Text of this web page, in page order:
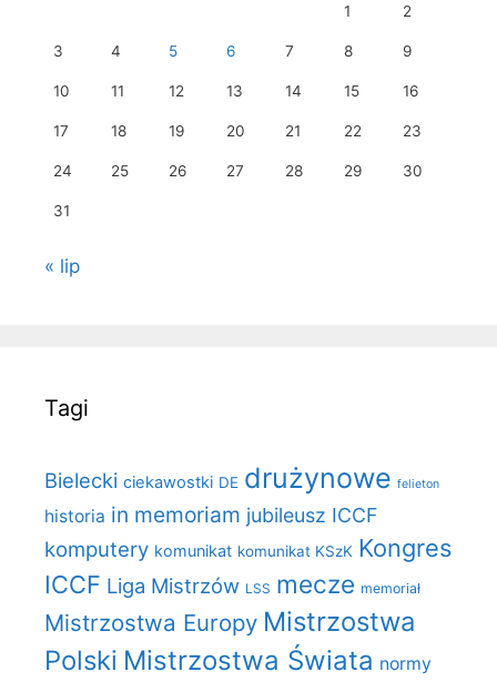
1 2
3 4 5 6 7 8 9
10 11 12 13 14 15 16
17 18 19 20 21 22 23
24 25 26 27 28 29 30
31
« lip
Tagi
Bielecki ciekawostki DE drużynowe felieton
historia in memoriam jubileusz ICCF
komputery komunikat komunikat KSzK Kongres
ICCF Liga Mistrzów LSS mecze memoriał
Mistrzostwa Europy Mistrzostwa
Polski Mistrzostwa Świata normy